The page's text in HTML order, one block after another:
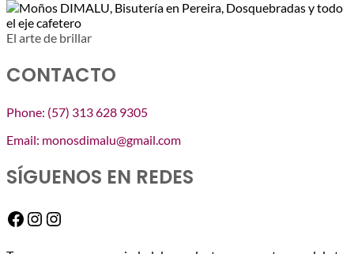
$ 7.500. $ 5.000.
El arte de brillar
CONTACTO
Phone: (57) 313 628 9305
Email: monosdimalu@gmail.com
SÍGUENOS EN REDES
Facebook
Instagram
Instagram